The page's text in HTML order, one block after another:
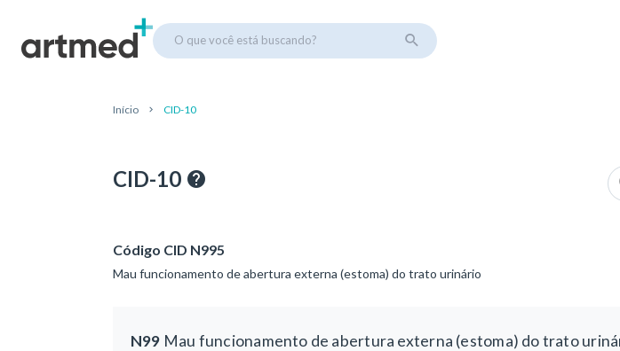
O que você está buscando?
Início CID-10
CID-10
Código CID N995
Mau funcionamento de abertura externa (estoma) do trato urinário
N99 Mau funcionamento de abertura externa (estoma) do trato